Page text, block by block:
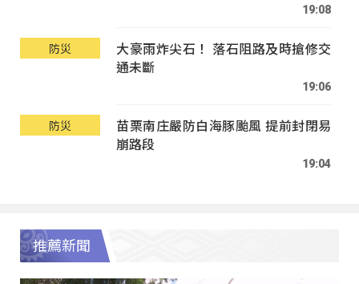
19:08
防災
大豪雨炸尖石！ 落石阻路及時搶修交
通未斷
19:06
防災
苗栗南庄嚴防白海豚颱風 提前封閉易
崩路段
19:04
推薦新聞